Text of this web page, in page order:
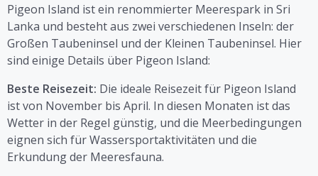
Pigeon Island ist ein renommierter Meerespark in Sri
Lanka und besteht aus zwei verschiedenen Inseln: der
Großen Taubeninsel und der Kleinen Taubeninsel. Hier
sind einige Details über Pigeon Island:
Beste Reisezeit: Die ideale Reisezeit für Pigeon Island
ist von November bis April. In diesen Monaten ist das
Wetter in der Regel günstig, und die Meerbedingungen
eignen sich für Wassersportaktivitäten und die
Erkundung der Meeresfauna.